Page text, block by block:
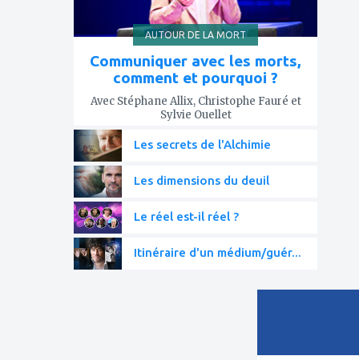
AUTOUR DE LA MORT
Communiquer avec les morts,
comment et pourquoi ?
Avec Stéphane Allix, Christophe Fauré et
Sylvie Ouellet
Les secrets de l'Alchimie
Les dimensions du deuil
Le réel est-il réel ?
Itinéraire d'un médium/guér...